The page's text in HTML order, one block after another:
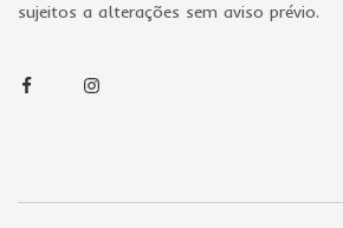
sujeitos a alterações sem aviso prévio.
FacebookInstagram